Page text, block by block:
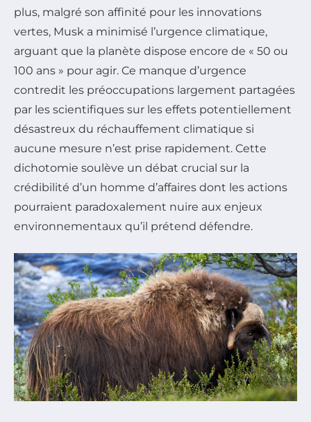
plus, malgré son affinité pour les innovations
vertes, Musk a minimisé l’urgence climatique,
arguant que la planète dispose encore de « 50 ou
100 ans » pour agir. Ce manque d’urgence
contredit les préoccupations largement partagées
par les scientifiques sur les effets potentiellement
désastreux du réchauffement climatique si
aucune mesure n’est prise rapidement. Cette
dichotomie soulève un débat crucial sur la
crédibilité d’un homme d’affaires dont les actions
pourraient paradoxalement nuire aux enjeux
environnementaux qu’il prétend défendre.